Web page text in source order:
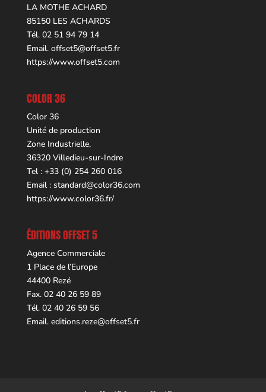
LA MOTHE ACHARD
85150 LES ACHARDS
Tél. 02 51 94 79 14
Email. offset5@offset5.fr
https://www.offset5.com
COLOR 36
Color 36
Unité de production
Zone Industrielle,
36320 Villedieu-sur-Indre
Tel : +33 (0) 254 260 016
Email : standard@color36.com
https://www.color36.fr/
ÉDITIONS OFFSET 5
Agence Commerciale
1 Place de l’Europe
44400 Rezé
Fax. 02 40 26 59 89
Tél. 02 40 26 59 56
Email. editions.reze@offset5.fr